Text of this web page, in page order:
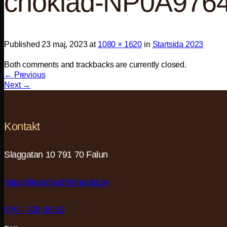
Published 23 maj, 2023at 1080 × 1620 in Startsida 2023
Both comments and trackbacks are currently closed.
← Previous
Next →
Kontakt
Slaggatan 10 791 70 Falun
falun@teochkaffehandel.se
076 - 328 99 53